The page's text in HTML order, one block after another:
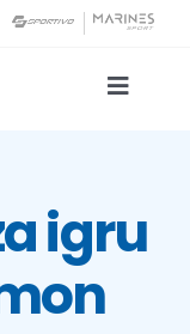
Toggle
igru